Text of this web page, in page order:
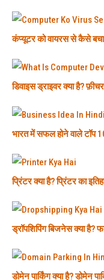
कंप्यूटर को वायरस से कैसे
डिवाइस ड्राइवर क्या है?
भारत में सफल होने वाले टॉप
प्रिंटर क्या है? प्रिंटर का
ड्रॉपशिपिंग बिजनेस क्या
डोमेन पार्किंग क्या है? डोमेन